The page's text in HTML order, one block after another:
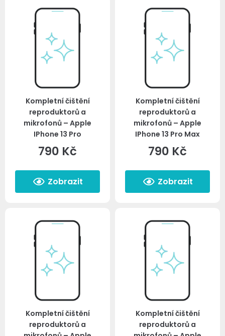
Kompletní čištění
reproduktorů a
mikrofonů – Apple
IPhone 13 Pro
790 Kč
Zobrazit
Kompletní čištění
reproduktorů a
mikrofonů – Apple
IPhone 13 Pro Max
790 Kč
Zobrazit
Kompletní čištění
reproduktorů a
Kompletní čištění
reproduktorů a